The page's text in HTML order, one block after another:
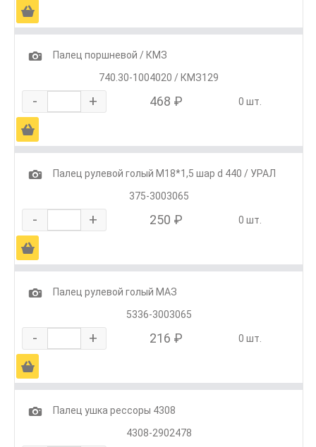
Ä
1
Палец поршневой / КМЗ
740.30-1004020 / КМЗ129
- + 468 ₽ 0 шт.
Ä
1
Палец рулевой голый М18*1,5 шар d 440 / УРАЛ
375-3003065
- + 250 ₽ 0 шт.
Ä
1
Палец рулевой голый МАЗ
5336-3003065
- + 216 ₽ 0 шт.
Ä
1
Палец ушка рессоры 4308
4308-2902478